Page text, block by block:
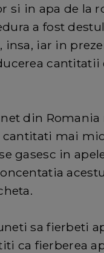
si in apa de la
a fost
insa, iar in
din Romania
cantitati mai
gasesc in
sa fierbeti
ca fierberea